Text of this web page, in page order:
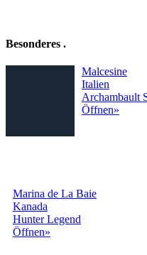
Besonderes .
Malcesine
Italien
Archambault
Öffnen»
Marina de La Baie
Kanada
Hunter Legend
Öffnen»